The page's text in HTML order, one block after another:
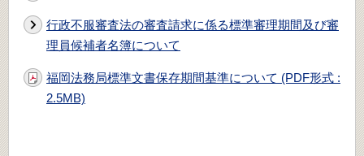
行政不服審査法の審査請求に係る標準審理期間及び審
理員候補者名簿について
福岡法務局標準文書保存期間基準について (PDF形式 :
2.5MB)